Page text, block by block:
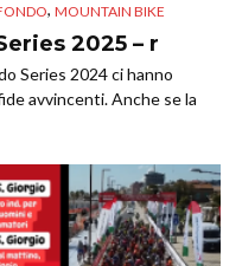
, MOUNTAIN BIKE
2025 – r
Series 2024 ci hanno
avvincenti. Anche se la